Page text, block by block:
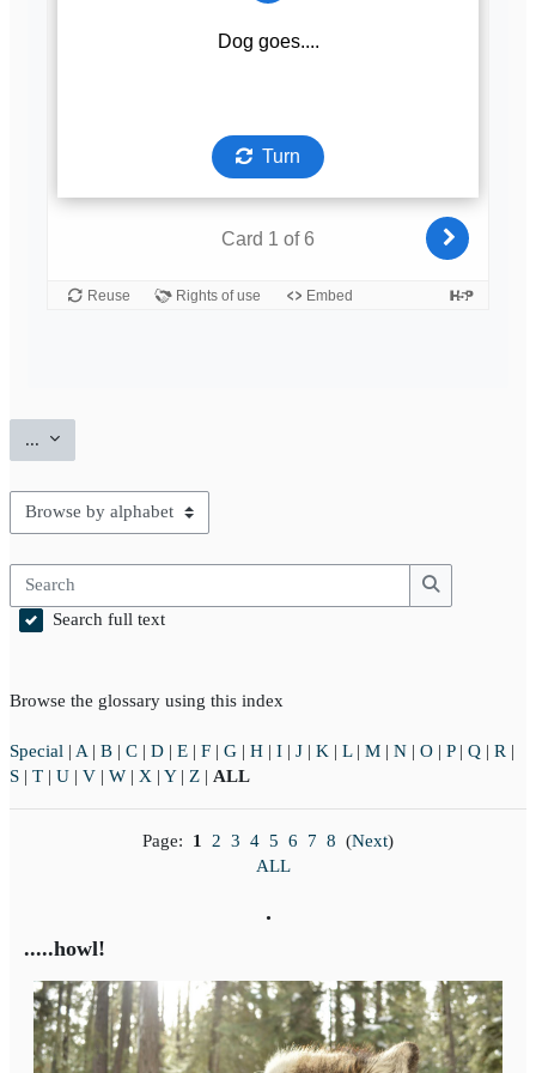
... Export entries
Browse the glossary using this index
Search
Search
Search full text
Browse the glossary using this index
Special | A | B | C | D | E | F | G | H | I | J | K | L| M | N | O | P| Q | R |
S | T | U | V | W | X | Y| Z | ALL
Page: 1 2 3 4 5 6 7 8 (Next)
ALL
.
.....howl!